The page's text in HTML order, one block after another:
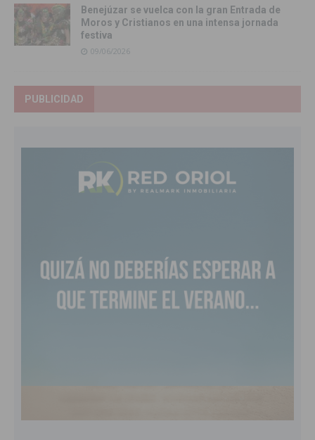
Benejúzar se vuelca con la gran Entrada de
Moros y Cristianos en una intensa jornada
festiva
09/06/2026
PUBLICIDAD